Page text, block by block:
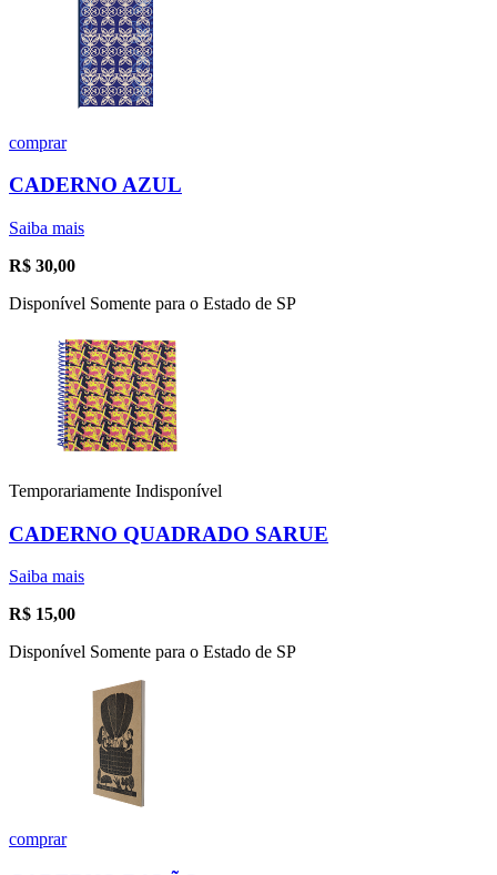
comprar
CADERNO AZUL
Saiba mais
R$ 30,00
Disponível Somente para o Estado de SP
Temporariamente Indisponível
CADERNO QUADRADO SARUE
Saiba mais
R$ 15,00
Disponível Somente para o Estado de SP
comprar